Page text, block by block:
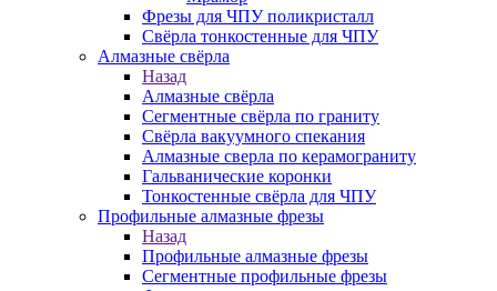
Фрезы для ЧПУ поликристалл
Свёрла тонкостенные для ЧПУ
Алмазные свёрла
Назад
Алмазные свёрла
Сегментные свёрла по граниту
Свёрла вакуумного спекания
Алмазные сверла по керамограниту
Гальванические коронки
Тонкостенные свёрла для ЧПУ
Профильные алмазные фрезы
Назад
Профильные алмазные фрезы
Сегментные профильные фрезы